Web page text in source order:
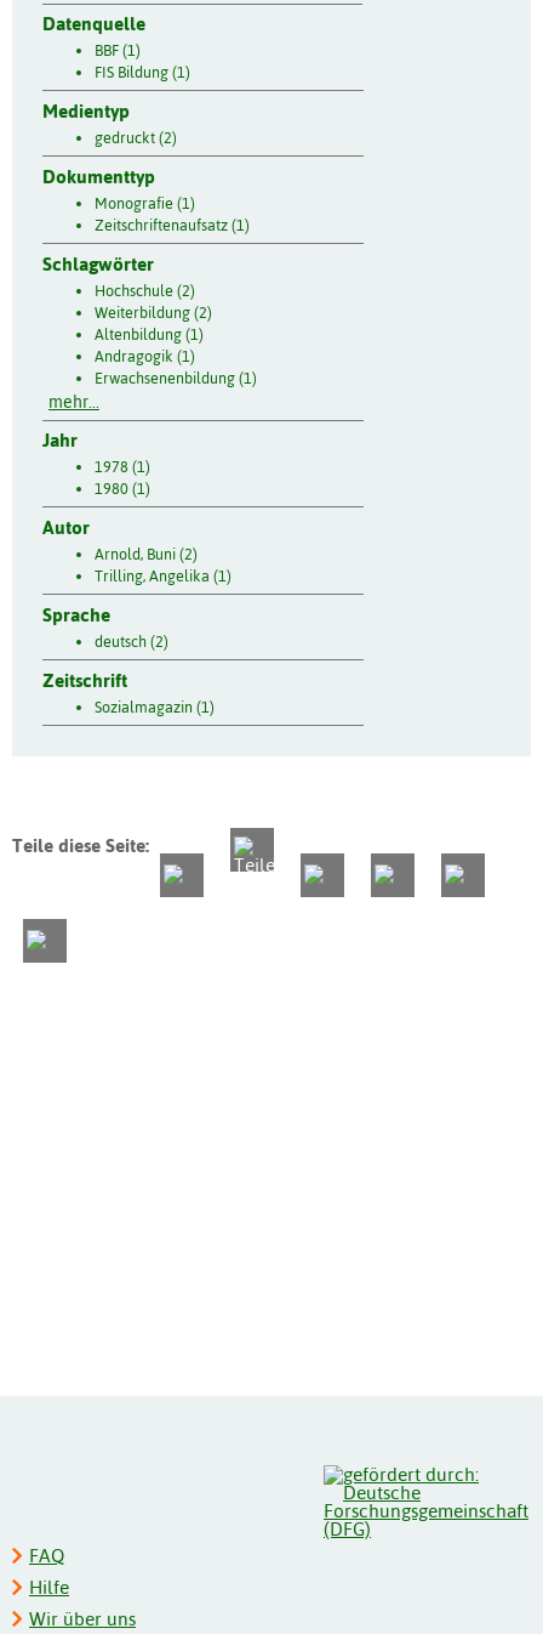
Datenquelle
BBF (1)
FIS Bildung (1)
Medientyp
gedruckt (2)
Dokumenttyp
Monografie (1)
Zeitschriftenaufsatz (1)
Schlagwörter
Hochschule (2)
Weiterbildung (2)
Altenbildung (1)
Andragogik (1)
Erwachsenenbildung (1)
mehr...
Jahr
1978 (1)
1980 (1)
Autor
Arnold, Buni (2)
Trilling, Angelika (1)
Sprache
deutsch (2)
Zeitschrift
Sozialmagazin (1)
Teile diese Seite:
FAQ
Hilfe
Wir über uns